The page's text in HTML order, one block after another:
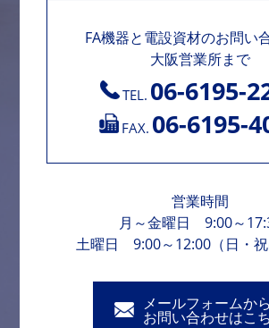
FA機器と電設資材のお問い
大阪営業所まで
TEL. 06-6195-
FAX. 06-6195-
営業時間
月～金曜日 9:00～
土曜日 9:00～12:00（日・祝
メールフォームか
お問い合わせはこ